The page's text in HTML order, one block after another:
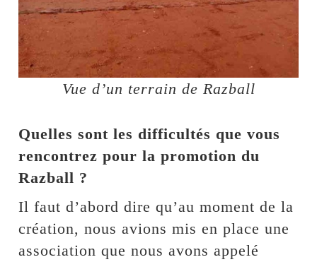
Vue d’un terrain de Razball
Quelles sont les difficultés que vous
rencontrez pour la promotion du
Razball ?
Il faut d’abord dire qu’au moment de la
création, nous avions mis en place une
association que nous avons appelé